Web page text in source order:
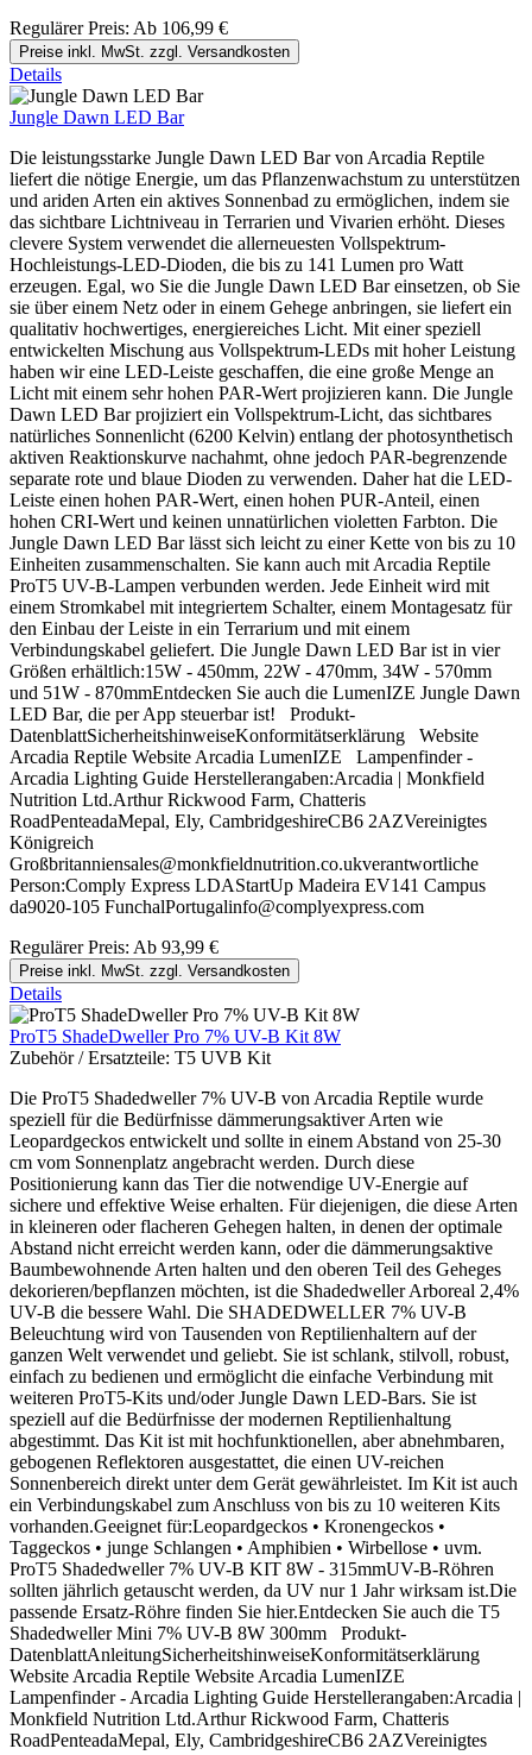
Regulärer Preis: Ab 106,99 €
Preise inkl. MwSt. zzgl. Versandkosten
Details
Jungle Dawn LED Bar
Die leistungsstarke Jungle Dawn LED Bar von Arcadia Reptile
liefert die nötige Energie, um das Pflanzenwachstum zu unterstützen
und ariden Arten ein aktives Sonnenbad zu ermöglichen, indem sie
das sichtbare Lichtniveau in Terrarien und Vivarien erhöht. Dieses
clevere System verwendet die allerneuesten Vollspektrum-
Hochleistungs-LED-Dioden, die bis zu 141 Lumen pro Watt
erzeugen. Egal, wo Sie die Jungle Dawn LED Bar einsetzen, ob Sie
sie über einem Netz oder in einem Gehege anbringen, sie liefert ein
qualitativ hochwertiges, energiereiches Licht. Mit einer speziell
entwickelten Mischung aus Vollspektrum-LEDs mit hoher Leistung
haben wir eine LED-Leiste geschaffen, die eine große Menge an
Licht mit einem sehr hohen PAR-Wert projizieren kann. Die Jungle
Dawn LED Bar projiziert ein Vollspektrum-Licht, das sichtbares
natürliches Sonnenlicht (6200 Kelvin) entlang der photosynthetisch
aktiven Reaktionskurve nachahmt, ohne jedoch PAR-begrenzende
separate rote und blaue Dioden zu verwenden. Daher hat die LED-
Leiste einen hohen PAR-Wert, einen hohen PUR-Anteil, einen
hohen CRI-Wert und keinen unnatürlichen violetten Farbton. Die
Jungle Dawn LED Bar lässt sich leicht zu einer Kette von bis zu 10
Einheiten zusammenschalten. Sie kann auch mit Arcadia Reptile
ProT5 UV-B-Lampen verbunden werden. Jede Einheit wird mit
einem Stromkabel mit integriertem Schalter, einem Montagesatz für
den Einbau der Leiste in ein Terrarium und mit einem
Verbindungskabel geliefert. Die Jungle Dawn LED Bar ist in vier
Größen erhältlich:15W - 450mm, 22W - 470mm, 34W - 570mm
und 51W - 870mmEntdecken Sie auch die LumenIZE Jungle Dawn
LED Bar, die per App steuerbar ist! Produkt-
DatenblattSicherheitshinweiseKonformitätserklärung Website
Arcadia Reptile Website Arcadia LumenIZE Lampenfinder -
Arcadia Lighting Guide Herstellerangaben:Arcadia | Monkfield
Nutrition Ltd.Arthur Rickwood Farm, Chatteris
RoadPenteadaMepal, Ely, CambridgeshireCB6 2AZVereinigtes
Königreich
Großbritanniensales@monkfieldnutrition.co.ukverantwortliche
Person:Comply Express LDAStartUp Madeira EV141 Campus
da9020-105 FunchalPortugalinfo@complyexpress.com
Regulärer Preis: Ab 93,99 €
Preise inkl. MwSt. zzgl. Versandkosten
Details
ProT5 ShadeDweller Pro 7% UV-B Kit 8W
Zubehör / Ersatzteile: T5 UVB Kit
Die ProT5 Shadedweller 7% UV-B von Arcadia Reptile wurde
speziell für die Bedürfnisse dämmerungsaktiver Arten wie
Leopardgeckos entwickelt und sollte in einem Abstand von 25-30
cm vom Sonnenplatz angebracht werden. Durch diese
Positionierung kann das Tier die notwendige UV-Energie auf
sichere und effektive Weise erhalten. Für diejenigen, die diese Arten
in kleineren oder flacheren Gehegen halten, in denen der optimale
Abstand nicht erreicht werden kann, oder die dämmerungsaktive
Baumbewohnende Arten halten und den oberen Teil des Geheges
dekorieren/bepflanzen möchten, ist die Shadedweller Arboreal 2,4%
UV-B die bessere Wahl. Die SHADEDWELLER 7% UV-B
Beleuchtung wird von Tausenden von Reptilienhaltern auf der
ganzen Welt verwendet und geliebt. Sie ist schlank, stilvoll, robust,
einfach zu bedienen und ermöglicht die einfache Verbindung mit
weiteren ProT5-Kits und/oder Jungle Dawn LED-Bars. Sie ist
speziell auf die Bedürfnisse der modernen Reptilienhaltung
abgestimmt. Das Kit ist mit hochfunktionellen, aber abnehmbaren,
gebogenen Reflektoren ausgestattet, die einen UV-reichen
Sonnenbereich direkt unter dem Gerät gewährleistet. Im Kit ist auch
ein Verbindungskabel zum Anschluss von bis zu 10 weiteren Kits
vorhanden.Geeignet für:Leopardgeckos • Kronengeckos •
Taggeckos • junge Schlangen • Amphibien • Wirbellose • uvm.
ProT5 Shadedweller 7% UV-B KIT 8W - 315mmUV-B-Röhren
sollten jährlich getauscht werden, da UV nur 1 Jahr wirksam ist.Die
passende Ersatz-Röhre finden Sie hier.Entdecken Sie auch die T5
Shadedweller Mini 7% UV-B 8W 300mm Produkt-
DatenblattAnleitungSicherheitshinweiseKonformitätserklärung
Website Arcadia Reptile Website Arcadia LumenIZE
Lampenfinder - Arcadia Lighting Guide Herstellerangaben:Arcadia |
Monkfield Nutrition Ltd.Arthur Rickwood Farm, Chatteris
RoadPenteadaMepal, Ely, CambridgeshireCB6 2AZVereinigtes